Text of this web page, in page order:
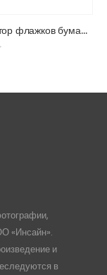
Калькулятор флажков бумажных
«Инсайн».
и
в